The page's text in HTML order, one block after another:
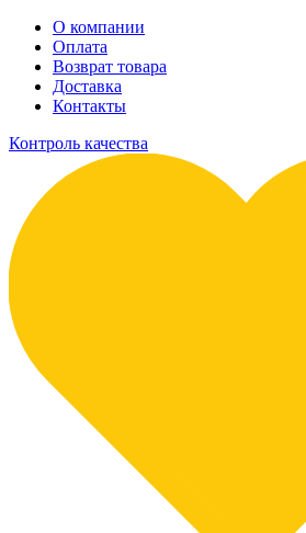
О компании
Оплата
Возврат товара
Доставка
Контакты
Контроль качества